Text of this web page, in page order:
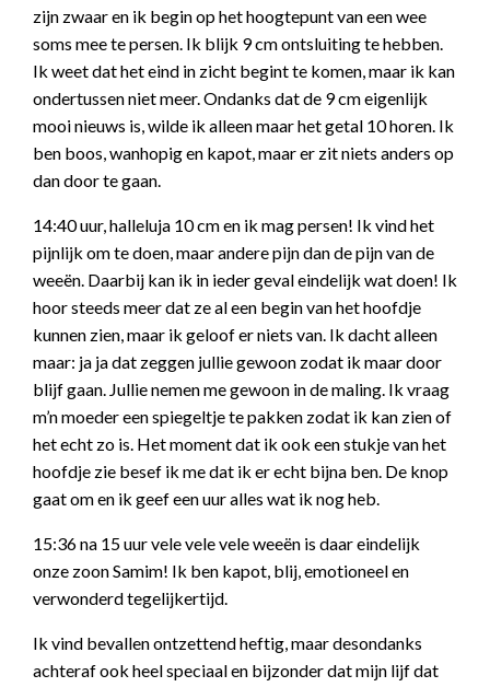
zijn zwaar en ik begin op het hoogtepunt van een wee
soms mee te persen. Ik blijk 9 cm ontsluiting te hebben.
Ik weet dat het eind in zicht begint te komen, maar ik kan
ondertussen niet meer. Ondanks dat de 9 cm eigenlijk
mooi nieuws is, wilde ik alleen maar het getal 10 horen. Ik
ben boos, wanhopig en kapot, maar er zit niets anders op
dan door te gaan.
14:40 uur, halleluja 10 cm en ik mag persen! Ik vind het
pijnlijk om te doen, maar andere pijn dan de pijn van de
weeën. Daarbij kan ik in ieder geval eindelijk wat doen! Ik
hoor steeds meer dat ze al een begin van het hoofdje
kunnen zien, maar ik geloof er niets van. Ik dacht alleen
maar: ja ja dat zeggen jullie gewoon zodat ik maar door
blijf gaan. Jullie nemen me gewoon in de maling. Ik vraag
m’n moeder een spiegeltje te pakken zodat ik kan zien of
het echt zo is. Het moment dat ik ook een stukje van het
hoofdje zie besef ik me dat ik er echt bijna ben. De knop
gaat om en ik geef een uur alles wat ik nog heb.
15:36 na 15 uur vele vele vele weeën is daar eindelijk
onze zoon Samim! Ik ben kapot, blij, emotioneel en
verwonderd tegelijkertijd.
Ik vind bevallen ontzettend heftig, maar desondanks
achteraf ook heel speciaal en bijzonder dat mijn lijf dat